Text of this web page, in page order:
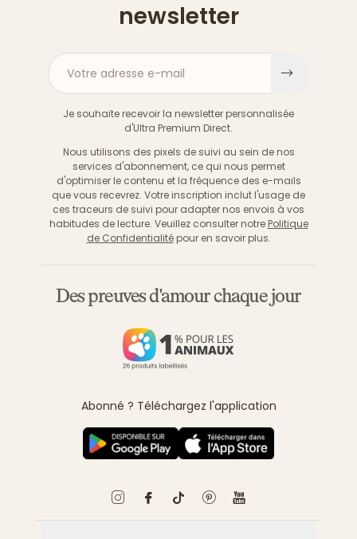
newsletter
Votre adresse e-mail
Je souhaite recevoir la newsletter personnalisée
d'Ultra Premium Direct.
Nous utilisons des pixels de suivi au sein de nos
services d'abonnement, ce qui nous permet
d'optimiser le contenu et la fréquence des e-mails
que vous recevrez. Votre inscription inclut l'usage de
ces traceurs de suivi pour adapter nos envois à vos
habitudes de lecture. Veuillez consulter notre Politique
de Confidentialitépour en savoir plus.
Des preuves d'amour chaque jour
Abonné ? Téléchargez l'application